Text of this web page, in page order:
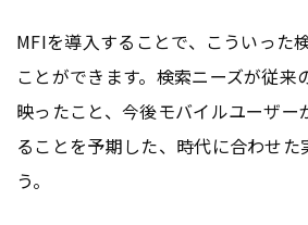
MFIを導入することで、こういった
ことができます。検索ニーズが従来
映ったこと、今後モバイルユーザー
ることを予期した、時代に合わせた
う。